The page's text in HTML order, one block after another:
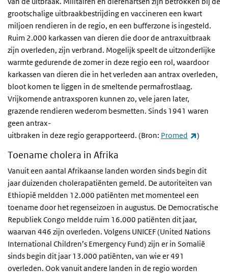
grootschalige uitbraakbestrijding en vaccineren een kwart
miljoen rendieren in de regio, en een bufferzone is ingesteld.
Ruim 2.000 karkassen van dieren die door de antraxuitbraak
zijn overleden, zijn verbrand. Mogelijk speelt de uitzonderlijke
warmte gedurende de zomer in deze regio een rol, waardoor
karkassen van dieren die in het verleden aan antrax overleden,
bloot komen te liggen in de smeltende permafrostlaag.
Vrijkomende antraxsporen kunnen zo, vele jaren later,
grazende rendieren wederom besmetten. Sinds 1941 waren
geen antrax-
uitbraken in deze regio gerapporteerd. (Bron: Promed (externe
)
Toename cholera in Afrika
Vanuit een aantal Afrikaanse landen worden sinds begin dit
jaar duizenden cholerapatiënten gemeld. De autoriteiten van
Ethiopië meldden 12.000 patiënten met momenteel een
toename door het regenseizoen in augustus. De Democratische
Republiek Congo meldde ruim 16.000 patiënten dit jaar,
waarvan 446 zijn overleden. Volgens UNICEF (United Nations
International Children’s Emergency Fund) zijn er in Somalië
sinds begin dit jaar 13.000 patiënten, van wie er 491
overleden. Ook vanuit andere landen in de regio worden